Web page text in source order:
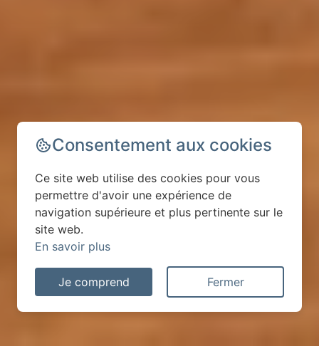
Consentement aux cookies
Ce site web utilise des cookies pour vous
permettre d'avoir une expérience de
navigation supérieure et plus pertinente sur le
site web.
En savoir plus
Je comprend Fermer